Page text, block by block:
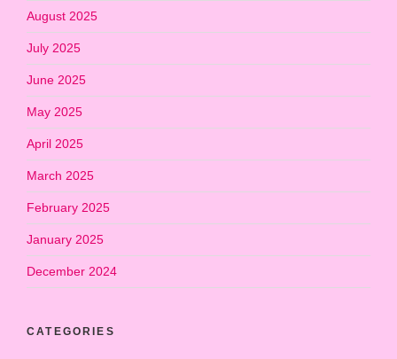
August 2025
July 2025
June 2025
May 2025
April 2025
March 2025
February 2025
January 2025
December 2024
CATEGORIES